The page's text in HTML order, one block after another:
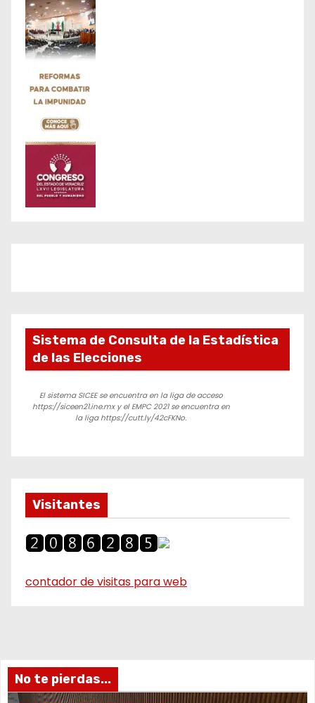
Sistema de Consulta de la Estadística
de las Elecciones
El sistema SICEE se encuentra en la liga de acceso
https://siceen21.ine.mx y el EMPC 2021 se encuentra en
la liga https://cutt.ly/42cFKNo.
Visitantes
contador de visitas para web
No te pierdas...